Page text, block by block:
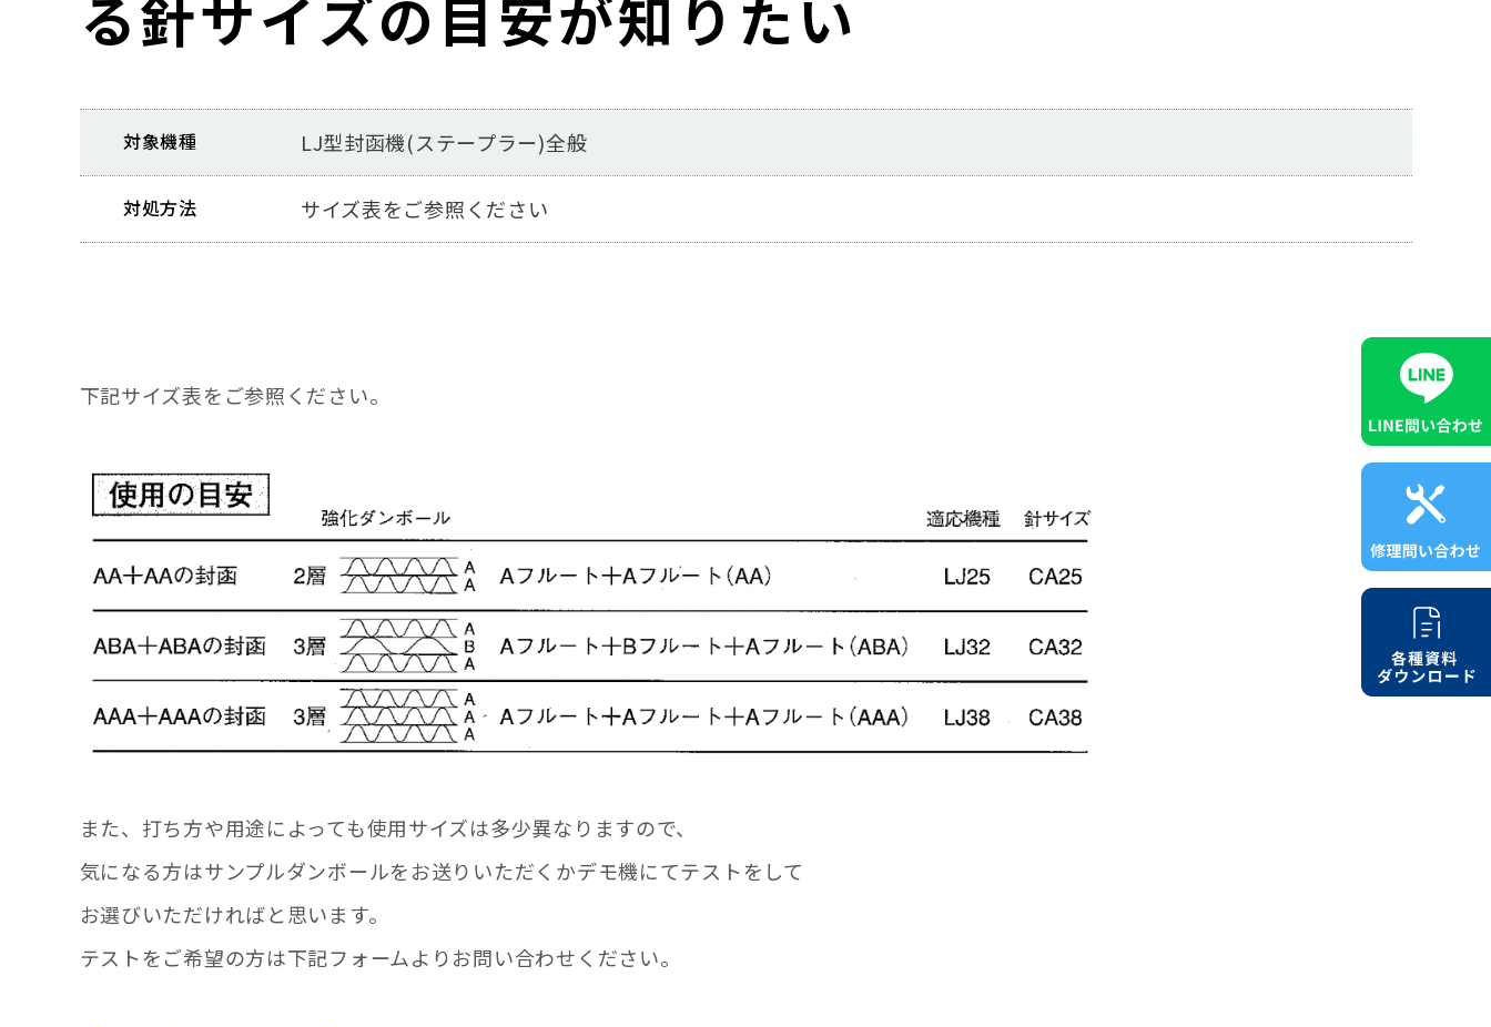
る針サイズの目安が知りたい
対象機種 LJ型封函機(ステープラー)全般
対処方法 サイズ表をご参照ください
下記サイズ表をご参照ください。
また、打ち方や用途によっても使用サイズは多少異なりますので、
気になる方はサンプルダンボールをお送りいただくかデモ機にてテストをして
お選びいただければと思います。
テストをご希望の方は下記フォームよりお問い合わせください。